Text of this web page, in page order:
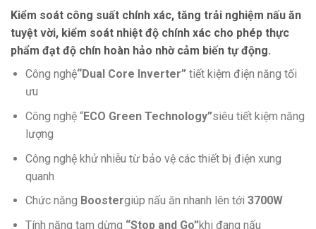
Kiểm soát công suất chính xác, tăng trải nghiệm nấu ăn
tuyệt vời, kiểm soát nhiệt độ chính xác cho phép thực
phẩm đạt độ chín hoàn hảo nhờ cảm biến tự động.
Công nghệ“Dual Core Inverter”tiết kiệm điện năng tối
ưu
Công nghệ “ECO Green Technology”siêu tiết kiệm năng
lượng
Công nghệ khử nhiễu từ bảo vệ các thiết bị điện xung
quanh
Chức năng Boostergiúp nấu ăn nhanh lên tới 3700W
Tính năng tạm dừng “Stop and Go”khi đang nấu